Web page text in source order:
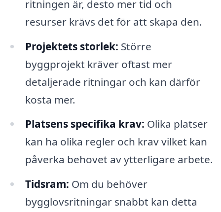
ritningen är, desto mer tid och
resurser krävs det för att skapa den.
Projektets storlek: Större
byggprojekt kräver oftast mer
detaljerade ritningar och kan därför
kosta mer.
Platsens specifika krav: Olika platser
kan ha olika regler och krav vilket kan
påverka behovet av ytterligare arbete.
Tidsram: Om du behöver
bygglovsritningar snabbt kan detta